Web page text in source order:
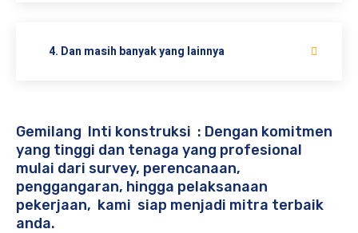
4. Dan masih banyak yang lainnya
Gemilang Inti konstruksi : Dengan komitmen
yang tinggi dan tenaga yang profesional
mulai dari survey, perencanaan,
penggangaran, hingga pelaksanaan
pekerjaan, kami siap menjadi mitra terbaik
anda.